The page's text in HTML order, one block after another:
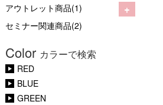
アウトレット商品(1) +
セミナー関連商品(2)
Color カラーで検索
RED
BLUE
GREEN